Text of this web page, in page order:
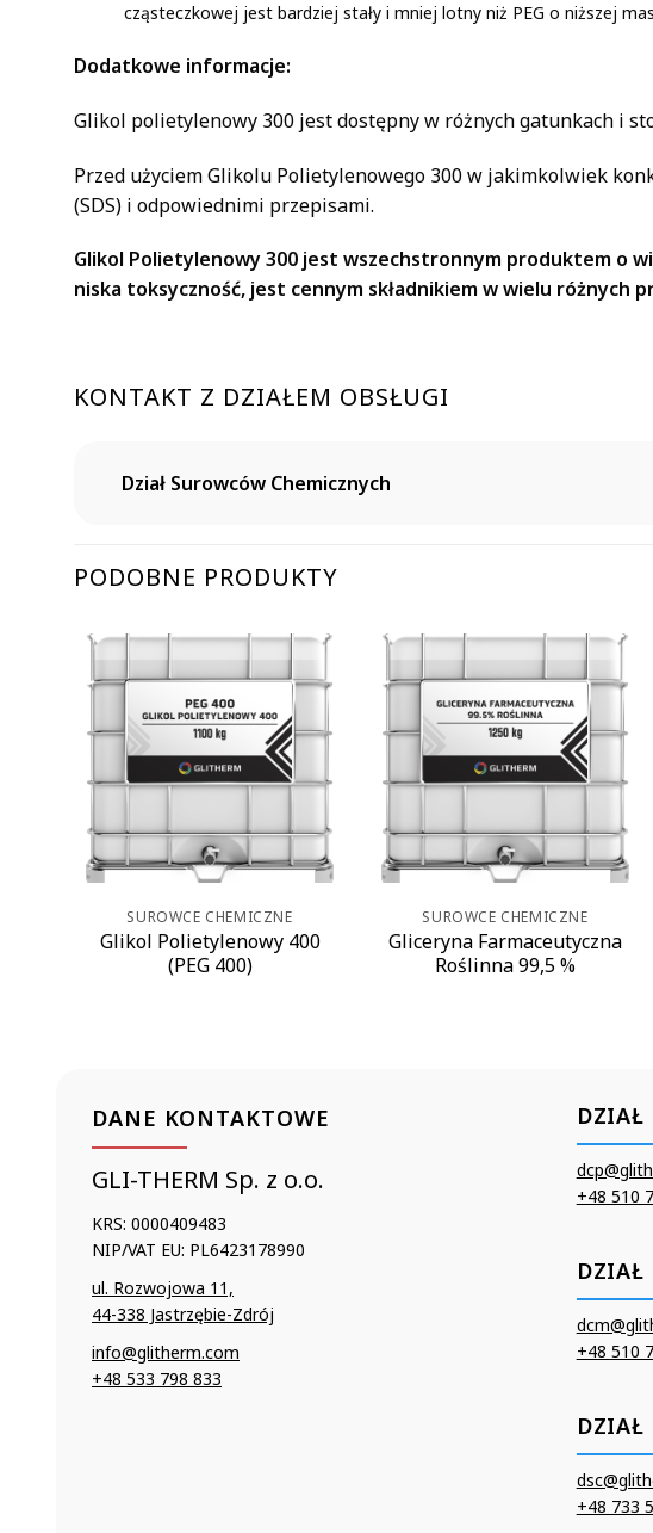
cząsteczkowej jest bardziej stały i mniej lotny niż PEG o niższej
Dodatkowe informacje:
Glikol polietylenowy 300 jest dostępny w różnych gatunkach i
Przed użyciem Glikolu Polietylenowego 300 w jakimkolwiek
(SDS) i odpowiednimi przepisami.
Glikol Polietylenowy 300 jest wszechstronnym produktem o
niska toksyczność, jest cennym składnikiem w wielu różnych
KONTAKT Z DZIAŁEM OBSŁUGI
Dział Surowców Chemicznych
PODOBNE PRODUKTY
SUROWCE CHEMICZNE
Glikol Polietylenowy 400
(PEG 400)
SUROWCE CHEMICZNE
Gliceryna Farmaceutyczna
Roślinna 99,5 %
DANE KONTAKTOWE
GLI-THERM Sp. z o.o.
KRS: 0000409483
NIP/VAT EU: PL6423178990
ul. Rozwojowa 11,
44-338 Jastrzębie-Zdrój
info@glitherm.com
+48 533 798 833
DZIAŁ
+48 510
DZIAŁ
+48 510
DZIAŁ
+48 733